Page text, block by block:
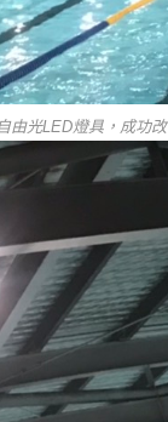
由光LED燈具，成功